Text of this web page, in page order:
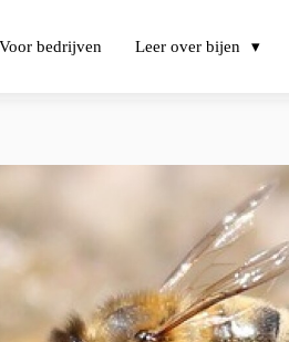
Voor bedrijven Leer over bijen